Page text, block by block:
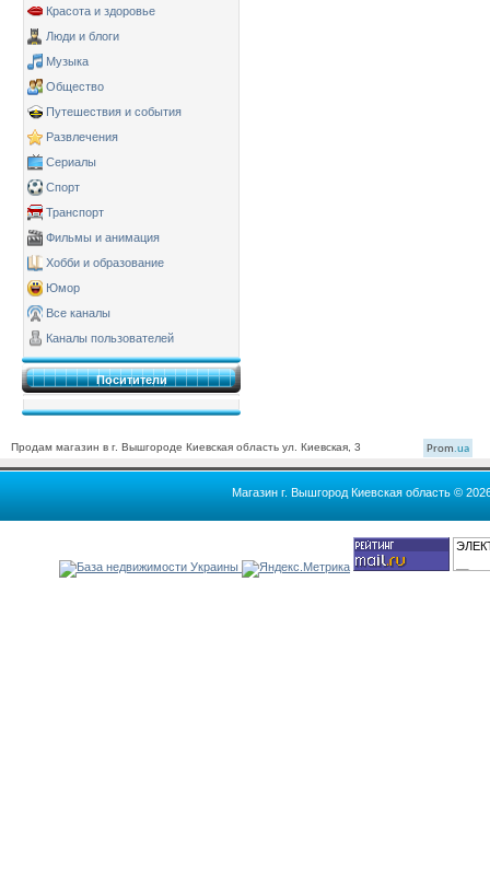
Красота и здоровье
Люди и блоги
Музыка
Общество
Путешествия и события
Развлечения
Сериалы
Спорт
Транспорт
Фильмы и анимация
Хобби и образование
Юмор
Все каналы
Каналы пользователей
Поситители
Продам магазин в г. Вышгороде Киевская область ул. Киевская, 3 Prom.ua
Магазин г. Вышгород Киевская область ©